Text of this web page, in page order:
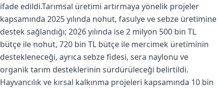
ifade edildi.Tarımsal üretimi artırmaya yönelik projeler
kapsamında 2025 yılında nohut, fasulye ve sebze üretimine
destek sağlandığı; 2026 yılında ise 2 milyon 500 bin TL
bütçe ile nohut, 720 bin TL bütçe ile mercimek üretiminin
destekleneceği, ayrıca sebze fidesi, sera naylonu ve
organik tarım desteklerinin sürdürüleceği belirtildi.
Hayvancılık ve kırsal kalkınma projeleri kapsamında 10 bin